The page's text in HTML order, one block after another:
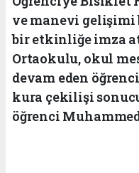
ve manevi
bir etkinliğe imza
Ortaokulu, okul
devam eden
kura çekilişi
öğrenci